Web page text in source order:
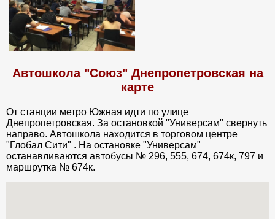
Автошкола "Союз" Днепропетровская на
карте
От станции метро Южная идти по улице
Днепропетровская. За остановкой "Универсам" свернуть
направо. Автошкола находится в торговом центре
"Глобал Сити" . На остановке "Универсам"
останавливаются автобусы № 296, 555, 674, 674к, 797 и
маршрутка № 674к.